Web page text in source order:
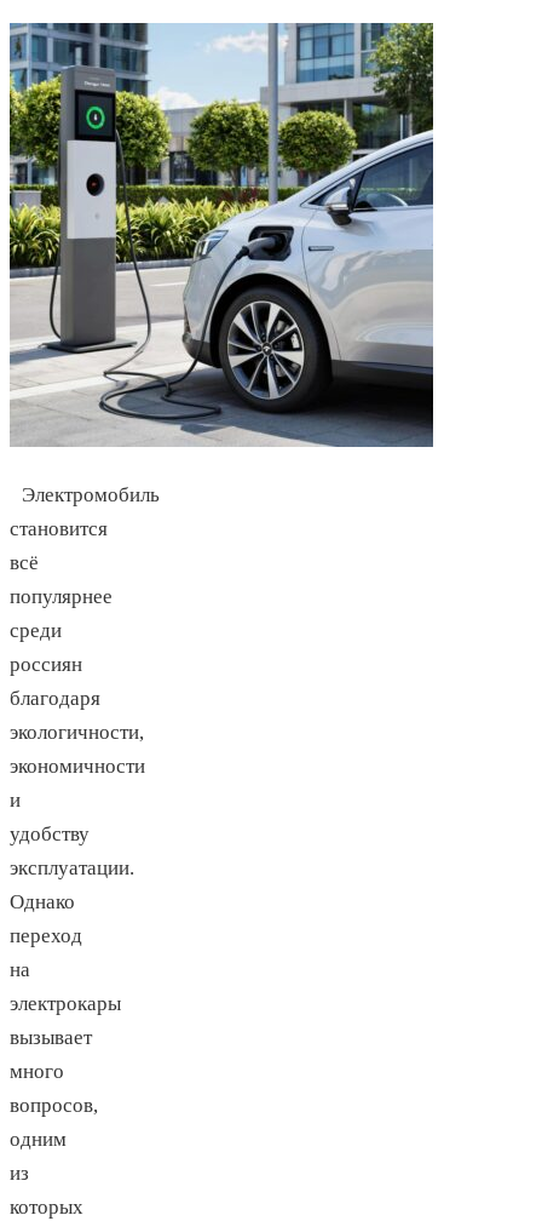
Электромобиль
становится
всё
популярнее
среди
россиян
благодаря
экологичности,
экономичности
и
удобству
эксплуатации.
Однако
переход
на
электрокары
вызывает
много
вопросов,
одним
из
которых